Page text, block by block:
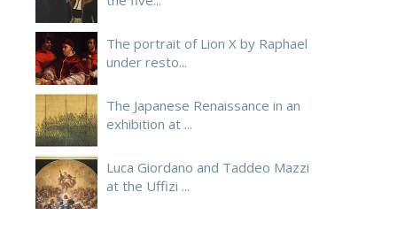
The portrait of Lion X by Raphael
under resto...
The Japanese Renaissance in an
exhibition at ...
Luca Giordano and Taddeo Mazzi
at the Uffizi ...